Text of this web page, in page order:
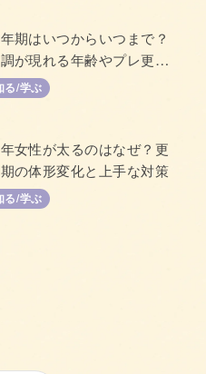
期はいつからいつまで？
が現れる年齢やプレ更年
ついて
る/学ぶ
女性が太るのはなぜ？更
の体形変化と上手な対策
る/学ぶ